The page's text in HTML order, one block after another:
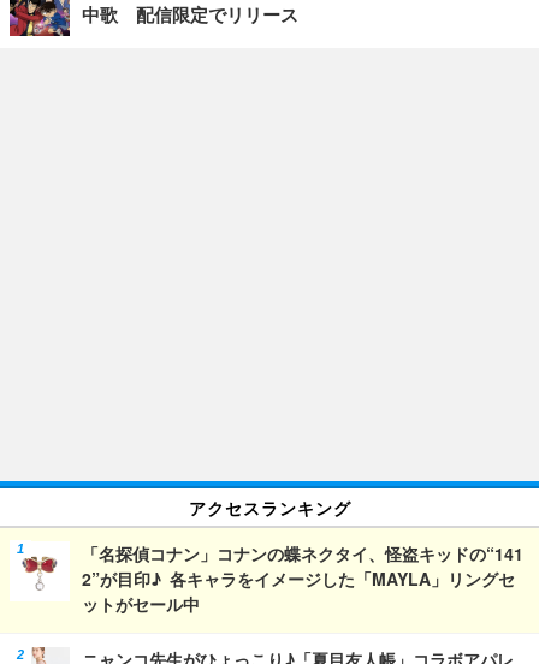
中歌 配信限定でリリース
アクセスランキング
「名探偵コナン」コナンの蝶ネクタイ、怪盗キッドの“141
2”が目印♪ 各キャラをイメージした「MAYLA」リングセ
ットがセール中
ニャンコ先生がひょっこり♪「夏目友人帳」コラボアパレ